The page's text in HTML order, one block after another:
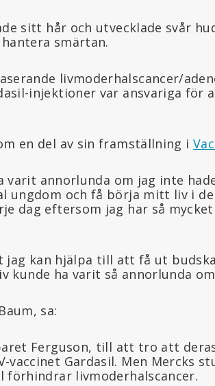
sitt hår och utvecklade svår
smärtan.
livmoderhalscancer/
injektioner var ansvariga för
en del av sin framställning i
varit annorlunda om jag inte
ungdom och få börja mitt liv i
dag eftersom jag har så
jag kan hjälpa till att få ut
ha varit så annorlunda om
sa:
Ferguson, till att tro att
vaccinet Gardasil. Men Mercks
livmoderhalscancer.